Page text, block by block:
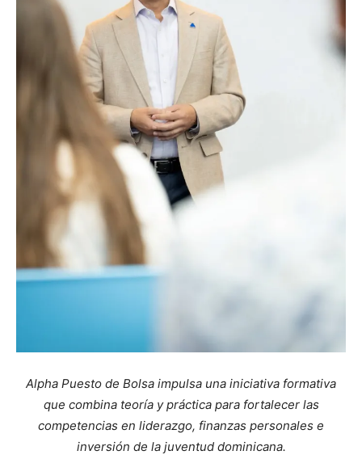
Alpha Puesto de Bolsa impulsa una iniciativa formativa
que combina teoría y práctica para fortalecer las
competencias en liderazgo, finanzas personales e
inversión de la juventud dominicana.